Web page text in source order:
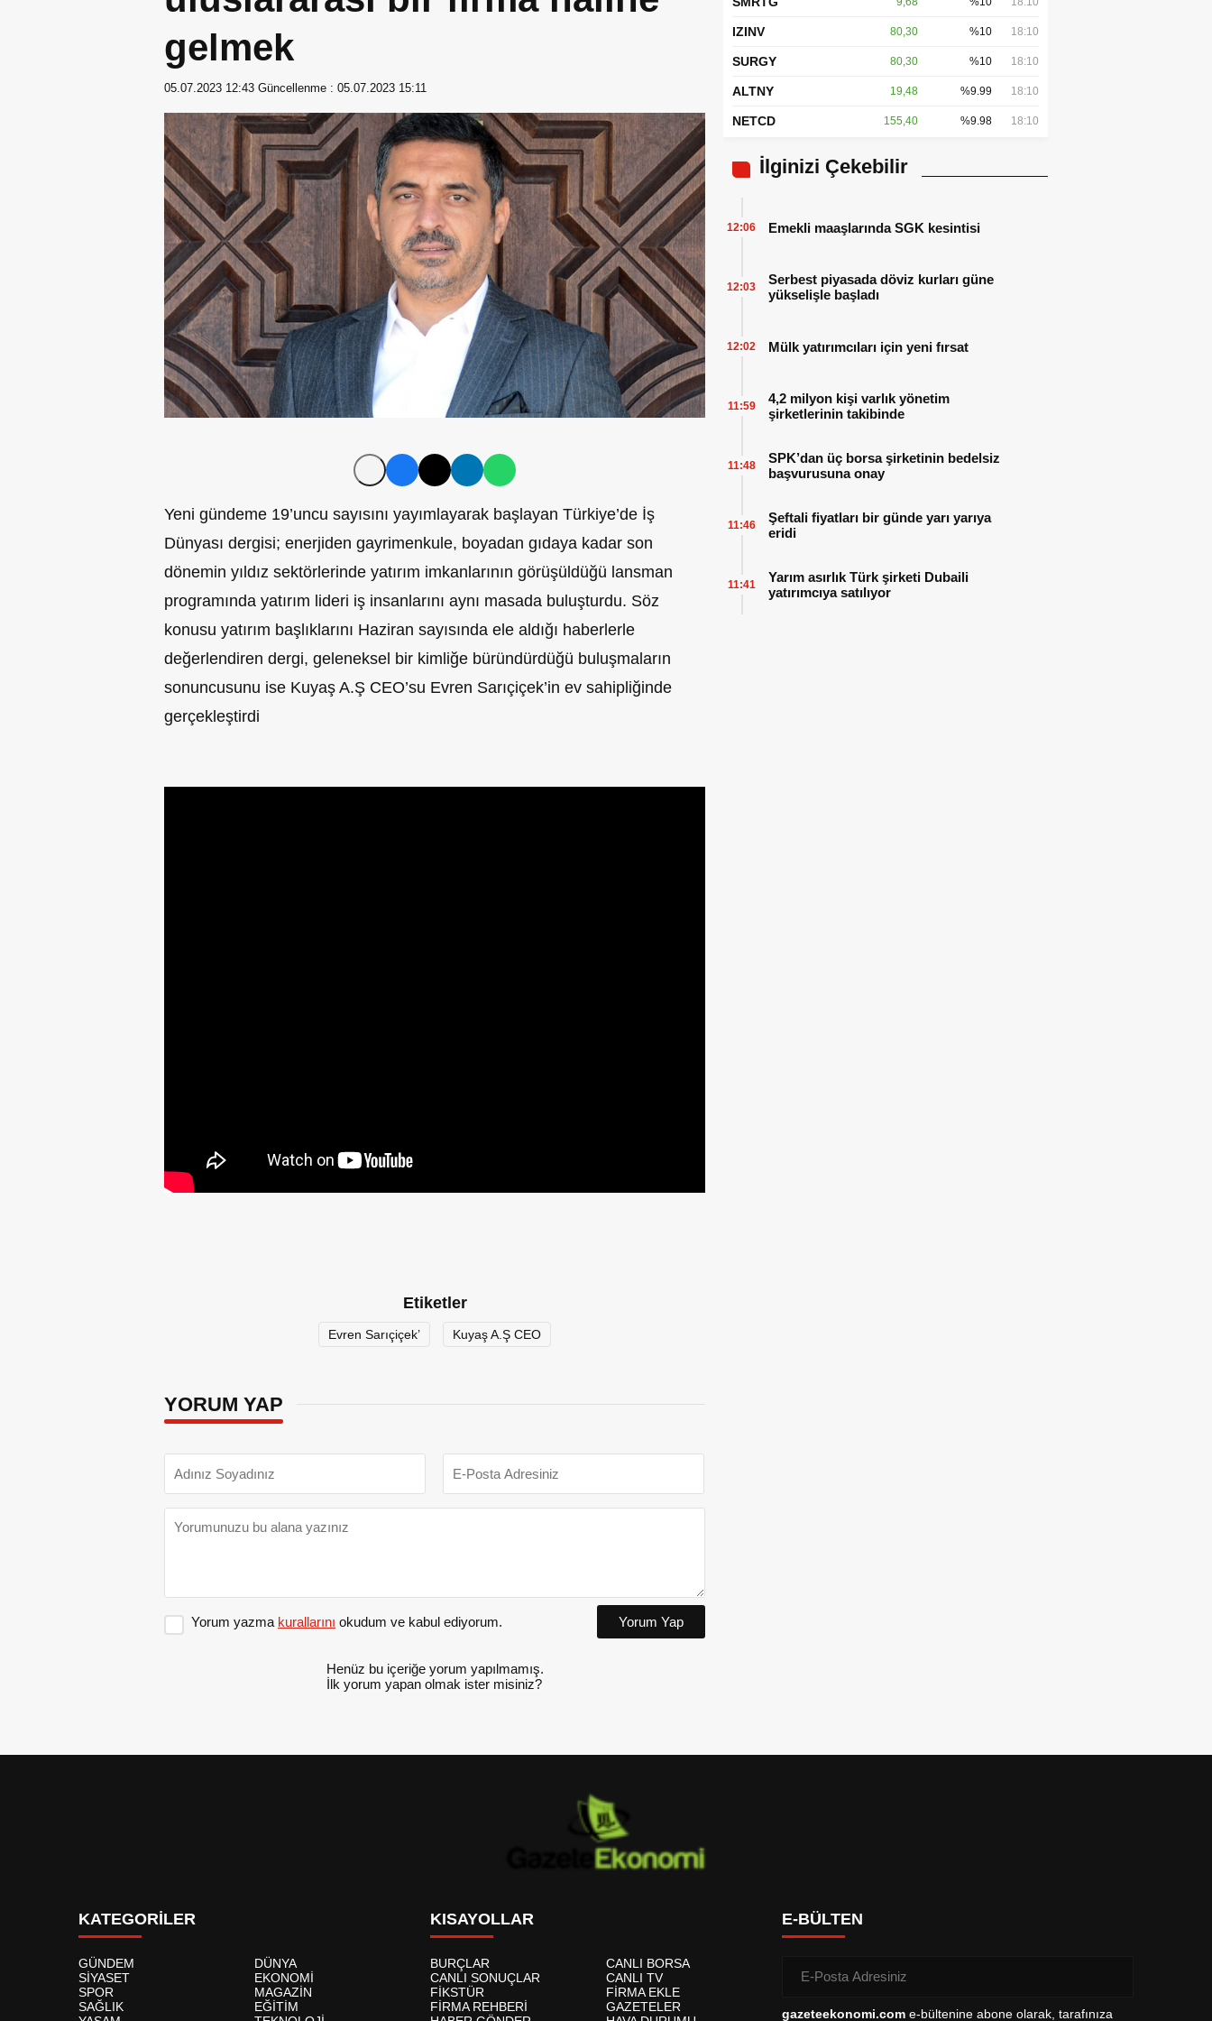
gelmek
05.07.2023 12:43 Güncellenme : 05.07.2023 15:11
Yeni gündeme 19’uncu sayısını yayımlayarak başlayan Türkiye’de İş
Dünyası dergisi; enerjiden gayrimenkule, boyadan gıdaya kadar son
dönemin yıldız sektörlerinde yatırım imkanlarının görüşüldüğü lansman
programında yatırım lideri iş insanlarını aynı masada buluşturdu. Söz
konusu yatırım başlıklarını Haziran sayısında ele aldığı haberlerle
değerlendiren dergi, geleneksel bir kimliğe büründürdüğü buluşmaların
sonuncusunu ise Kuyaş A.Ş CEO’su Evren Sarıçiçek’in ev sahipliğinde
gerçekleştirdi
Etiketler
Evren Sarıçiçek’ Kuyaş A.Ş CEO
YORUM YAP
Yorum yazma kurallarını okudum ve kabul ediyorum. Yorum Yap
Henüz bu içeriğe yorum yapılmamış.
İlk yorum yapan olmak ister misiniz?
IZINV 80,30 %10 18:10
SURGY 80,30 %10 18:10
ALTNY 19,48 %9.99 18:10
NETCD 155,40 %9.98 18:10
İlginizi Çekebilir
Emekli maaşlarında SGK kesintisi
12:06
Serbest piyasada döviz kurları güne
yükselişle başladı
12:03
Mülk yatırımcıları için yeni fırsat
12:02
4,2 milyon kişi varlık yönetim
şirketlerinin takibinde
11:59
SPK’dan üç borsa şirketinin bedelsiz
başvurusuna onay
11:48
Şeftali fiyatları bir günde yarı yarıya
eridi
11:46
Yarım asırlık Türk şirketi Dubaili
yatırımcıya satılıyor
11:41
KATEGORİLER
GÜNDEM
DÜNYA
SİYASET
EKONOMİ
SPOR
MAGAZİN
SAĞLIK
EĞİTİM
KISAYOLLAR
BURÇLAR
CANLI BORSA
CANLI SONUÇLAR
CANLI TV
FİKSTÜR
FİRMA EKLE
FİRMA REHBERİ
GAZETELER
E-BÜLTEN
gazeteekonomi.com e-bültenine abone olarak, tarafınıza